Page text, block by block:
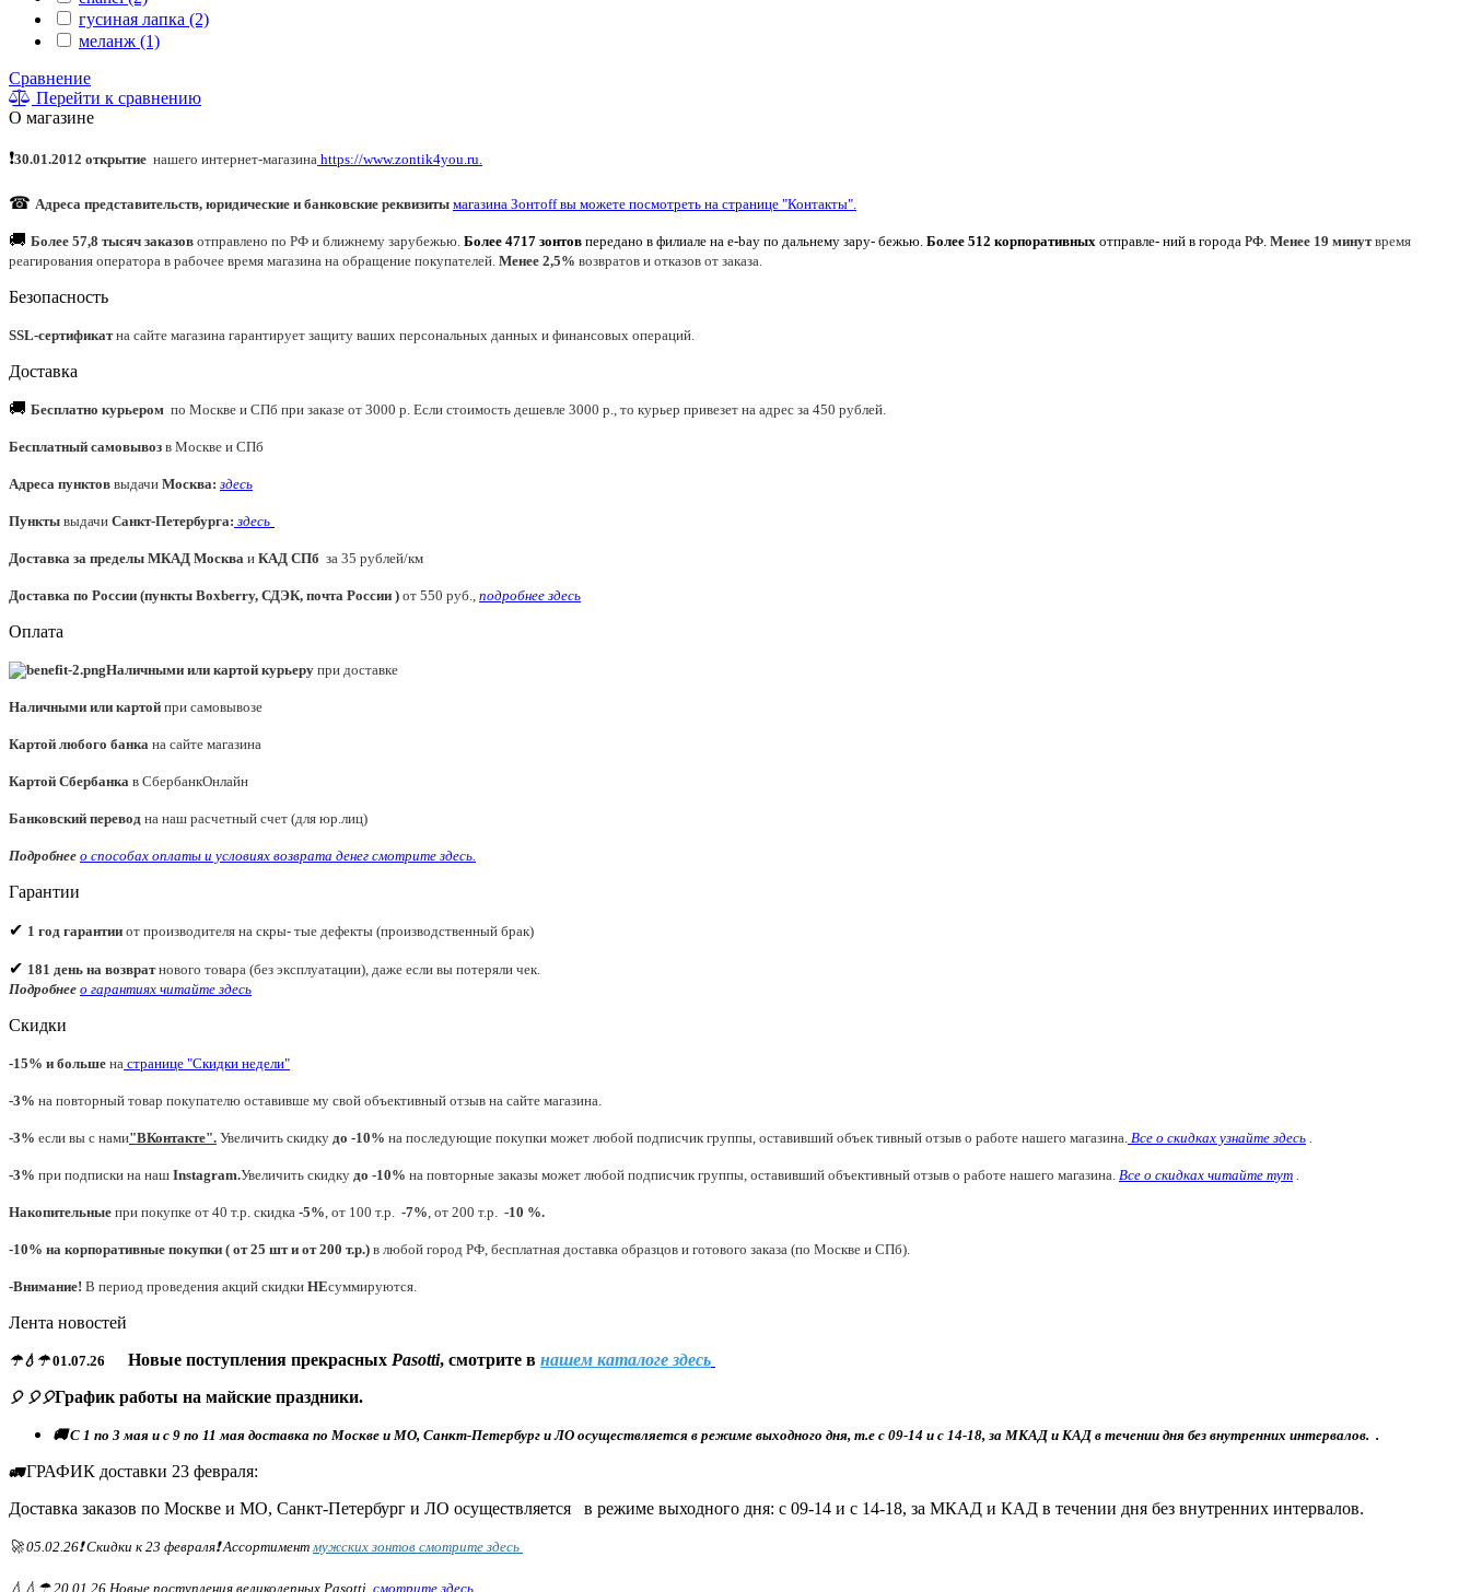
гусиная лапка (2)
меланж (1)
Сравнение
Перейти к сравнению
О магазине
❗30.01.2012 открытие нашего интернет-магазина https://www.zontik4you.ru.
☎ Адреса представительств, юридические и банковские реквизиты магазина Зонтoff вы можете посмотреть на странице "Контакты".
🚚 Более 57,8 тысяч заказов отправлено по РФ и ближнему зарубежью. Более 4717 зонтов передано в филиале на e-bay по дальнему зару- бежью. Более 512 корпоративных отправле- ний в города РФ. Менее 19 минутвремя
реагирования оператора в рабочее время магазина на обращение покупателей. Менее 2,5% возвратов и отказов от заказа.
Безопасность
SSL-сертификатна сайте магазина гарантирует защиту ваших персональных данных и финансовых операций.
Доставка
🚚 Бесплатно курьером по Москве и СПб при заказе от 3000 р. Если стоимость дешевле 3000 р., то курьер привезет на адрес за 450 рублей.
Бесплатный самовывоз в Москве и СПб
Адреса пунктов выдачи Москва: здесь
Пункты выдачи Санкт-Петербурга: здесь
Доставка за пределы МКАД Москва и КАД СПб за 35 рублей/км
Доставка по России (пункты Boxberry, СДЭК, почта России ) от 550 руб., подробнее здесь
Оплата
Наличными или картой курьеру при доставке
Наличными или картой при самовывозе
Картой любого банка на сайте магазина
Картой Сбербанка в СбербанкОнлайн
Банковский перевод на наш расчетный счет (для юр.лиц)
Подробнее о способах оплаты и условиях возврата денег смотрите здесь.
Гарантии
✔ 1 год гарантии от производителя на скры- тые дефекты (производственный брак)
✔ 181 день на возвратнового товара (без эксплуатации), даже если вы потеряли чек.
Подробнее о гарантиях читайте здесь
Скидки
-15% и больше на странице "Скидки недели"
-3% на повторный товар покупателю оставивше му свой объективный отзыв на сайте магазина.
-3% если вы с нами"ВКонтакте". Увеличить скидку до -10% на последующие покупки может любой подписчик группы, оставивший объек тивный отзыв о работе нашего магазина. Все о скидках узнайте здесь
-3% при подписки на наш Instagram.Увеличить скидку до -10% на повторные заказы может любой подписчик группы, оставивший объективный отзыв о работе нашего магазина. Все о скидках читайте тут
Накопительные при покупке от 40 т.р. скидка -5% , от 100 т.р. -7% , от 200 т.р. -10 %.
-10% на корпоративные покупки ( от 25 шт и от 200 т.р.) в любой город РФ, бесплатная доставка образцов и готового заказа (по Москве и СПб).
-Внимание! В период проведения акций скидки НЕсуммируются.
Лента новостей
☂💧☂01.07.26 Новые поступления прекрасных Pasotti, смотрите в нашем каталоге здесь
🎈 🎈🎈График работы на майские праздники.
🚚 С 1 по 3 мая и с 9 по 11 мая доставка по Москве и МО, Санкт-Петербург и ЛО осуществляется в режиме выходного дня, т.е с 09-14 и с 14-18, за МКАД и КАД в течении дня без внутренних интервалов. .
🚛ГРАФИК доставки 23 февраля:
Доставка заказов по Москве и МО, Санкт-Петербург и ЛО осуществляется в режиме выходного дня: с 09-14 и с 14-18, за МКАД и КАД в течении дня без внутренних интервалов.
🚀 05.02.26❗ Скидки к 23 февраля❗ Ассортимент мужских зонтов смотрите здесь
💧💧☂ 20.01.26 Новые поступления великолепных Pasotti, смотрите здесь